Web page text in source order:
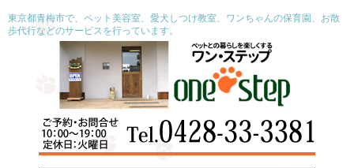
東京都青梅市で、ペット美容室、愛犬しつけ教室、ワンちゃんの保育園、お散
歩代行などのサービスを行っています。